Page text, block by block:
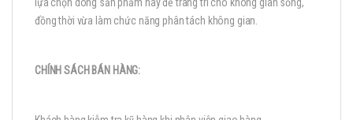
đồng thời vừa làm chức năng phân tách không gian.
CHÍNH SÁCH BÁN HÀNG: